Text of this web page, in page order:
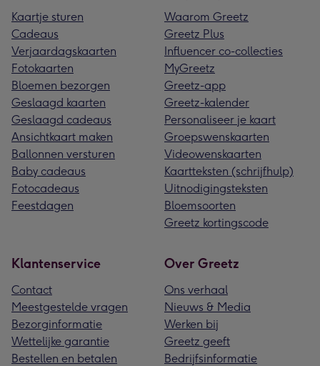
Kaartje sturen
Cadeaus
Verjaardagskaarten
Fotokaarten
Bloemen bezorgen
Geslaagd kaarten
Geslaagd cadeaus
Ansichtkaart maken
Ballonnen versturen
Baby cadeaus
Fotocadeaus
Feestdagen
Waarom Greetz
Greetz Plus
Influencer co-collecties
MyGreetz
Greetz-app
Greetz-kalender
Personaliseer je kaart
Groepswenskaarten
Videowenskaarten
Kaartteksten (schrijfhulp)
Uitnodigingsteksten
Bloemsoorten
Greetz kortingscode
Klantenservice
Contact
Meestgestelde vragen
Bezorginformatie
Wettelijke garantie
Bestellen en betalen
Over Greetz
Ons verhaal
Nieuws & Media
Werken bij
Greetz geeft
Bedrijfsinformatie